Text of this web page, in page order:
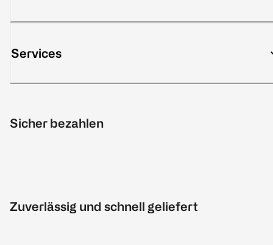
Services
Sicher bezahlen
Zuverlässig und schnell geliefert